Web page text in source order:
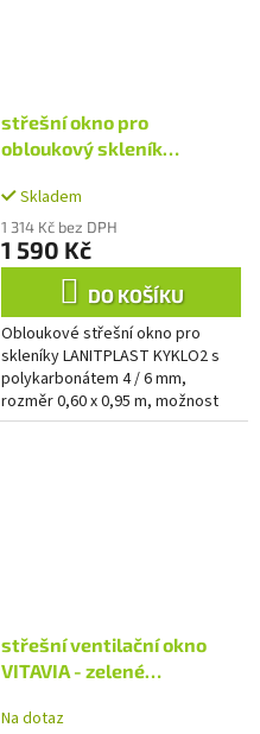
střešní okno pro
obloukový skleník
4/6 mm LG4395
Skladem
1 314 Kč bez DPH
1 590 Kč
DO KOŠÍKU
Obloukové střešní okno pro
skleníky LANITPLAST KYKLO2 s
polykarbonátem 4 / 6 mm,
rozměr 0,60 x 0,95 m, možnost
instalace aut. otvírače.
střešní ventilační okno
VITAVIA - zelené
Na dotaz